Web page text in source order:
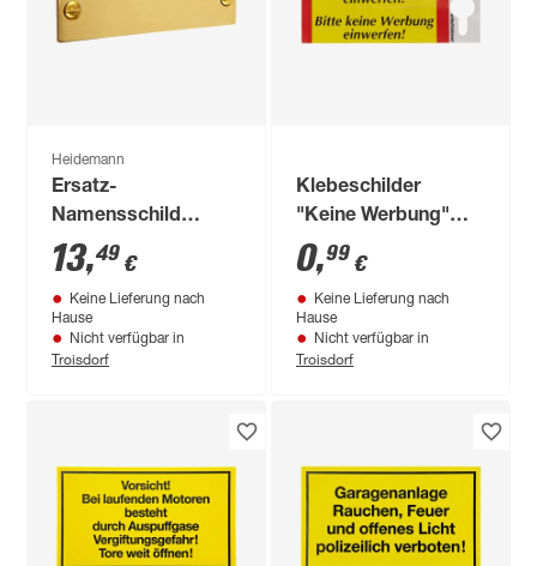
Heidemann
Ersatz-
Namensschild
Messing poliert
13,49 €
Keine Lieferung nach
Hause
Nicht verfügbar in
Troisdorf
Klebeschilder
"Keine Werbung"
selbstklebend 8 x 2
cm 2 Stück
0,99 €
Keine Lieferung nach
Hause
Nicht verfügbar in
Troisdorf